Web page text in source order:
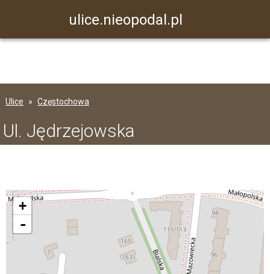
ulice.nieopodal.pl
Ulice Częstochowa
Ul. Jędrzejowska
+
-